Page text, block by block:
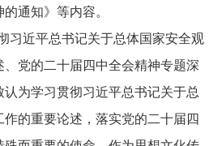
通知》等内容。
习近平总书记关于总体国家安全观
党的二十届四中全会精神专题深
为学习贯彻习近平总书记关于总
的重要论述，落实党的二十届四